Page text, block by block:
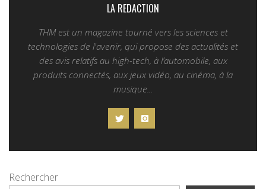
LA REDACTION
THM est un magazine tourné vers les sciences et
technologies de l'avenir, qui propose des actualités et
des avis relatifs au high-tech, à l’automobile, aux
produits connectés, aux jeux vidéo, au cinéma, à la
musique...
Rechercher